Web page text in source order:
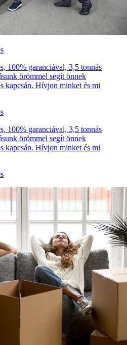
100% garanciával, 3,5 tonnás
örömmel segít önnek
kapcsán. Hívjon minket és mi
100% garanciával, 3,5 tonnás
örömmel segít önnek
kapcsán. Hívjon minket és mi